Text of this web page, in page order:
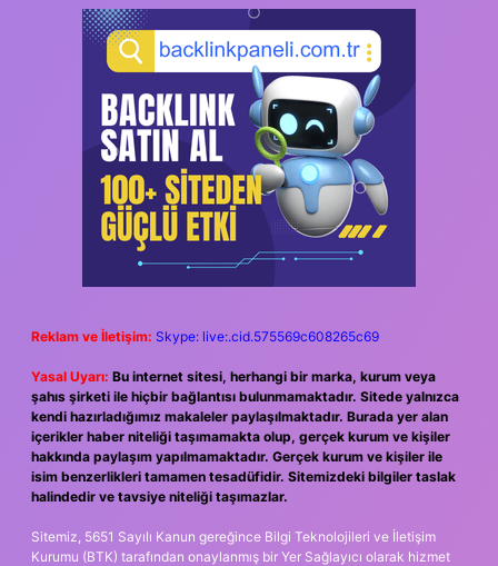
Reklam ve İletişim: Skype: live:.cid.575569c608265c69
Yasal Uyarı: Bu internet sitesi, herhangi bir marka, kurum veya
şahıs şirketi ile hiçbir bağlantısı bulunmamaktadır. Sitede yalnızca
kendi hazırladığımız makaleler paylaşılmaktadır. Burada yer alan
içerikler haber niteliği taşımamakta olup, gerçek kurum ve kişiler
hakkında paylaşım yapılmamaktadır. Gerçek kurum ve kişiler ile
isim benzerlikleri tamamen tesadüfidir. Sitemizdeki bilgiler taslak
halindedir ve tavsiye niteliği taşımazlar.
Sitemiz, 5651 Sayılı Kanun gereğince Bilgi Teknolojileri ve İletişim
Kurumu (BTK) tarafından onaylanmış bir Yer Sağlayıcı olarak hizmet